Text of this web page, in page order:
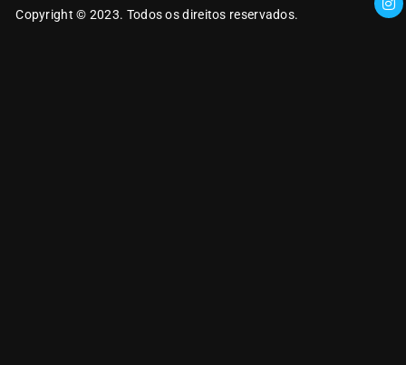
Copyright © 2023. Todos os direitos reservados.